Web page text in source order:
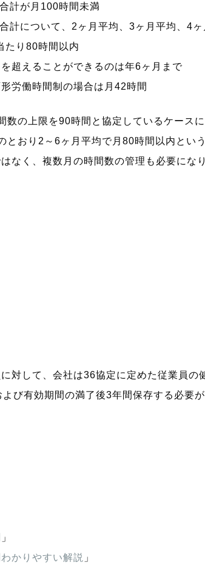
計が月100時間未満
計について、2ヶ月平均、3ヶ月平均、4
たり80時間以内
超えることができるのは年6ヶ月まで
労働時間制の場合は月42時間
の上限を90時間と協定しているケース
とおり2～6ヶ月平均で月80時間以内とい
なく、複数月の時間数の管理も必要になり
対して、会社は36協定に定めた従業員の
び有効期間の満了後3年間保存する必要
」
かりやすい解説 」